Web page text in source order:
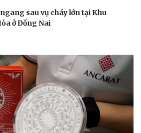
sau vụ cháy lớn tại Khu
ở Đồng Nai